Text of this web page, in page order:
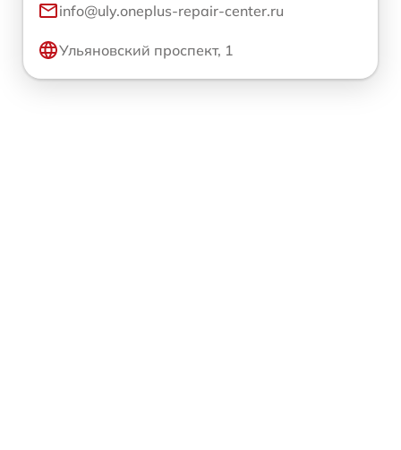
info@uly.oneplus-repair-center.ru
Ульяновский проспект, 1